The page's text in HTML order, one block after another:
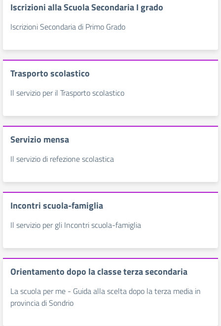
Iscrizioni alla Scuola Secondaria I grado
Iscrizioni Secondaria di Primo Grado
Trasporto scolastico
Il servizio per il Trasporto scolastico
Servizio mensa
Il servizio di refezione scolastica
Incontri scuola-famiglia
Il servizio per gli Incontri scuola-famiglia
Orientamento dopo la classe terza secondaria
La scuola per me - Guida alla scelta dopo la terza media in
provincia di Sondrio